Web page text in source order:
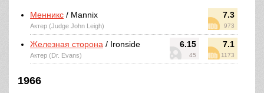
7.3
973
Менникс / Mannix
Актер (Judge John Leigh)
6.15
45
7.1
1173
Железная сторона / Ironside
Актер (Dr. Evans)
1966